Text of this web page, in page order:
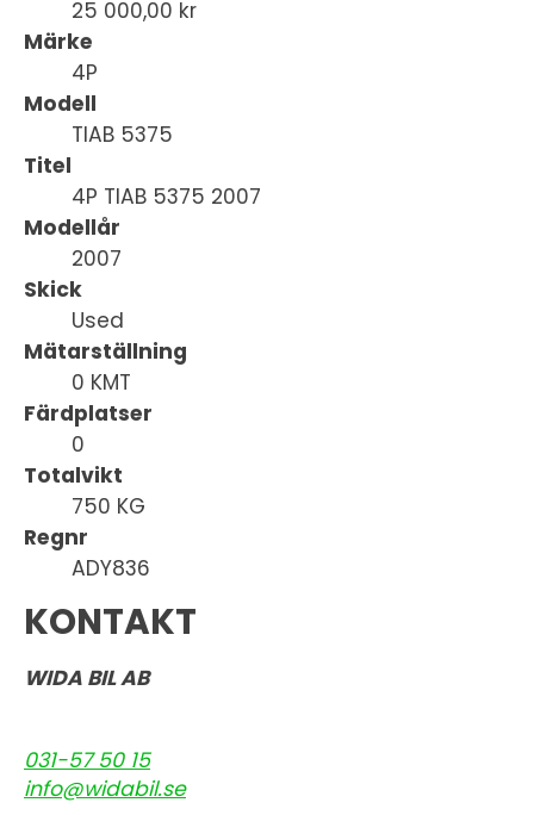
25 000,00 kr
Märke
4P
Modell
TIAB 5375
Titel
4P TIAB 5375 2007
Modellår
2007
Skick
Used
Mätarställning
0 KMT
Färdplatser
0
Totalvikt
750 KG
Regnr
ADY836
KONTAKT
WIDA BIL AB
031-57 50 15
info@widabil.se